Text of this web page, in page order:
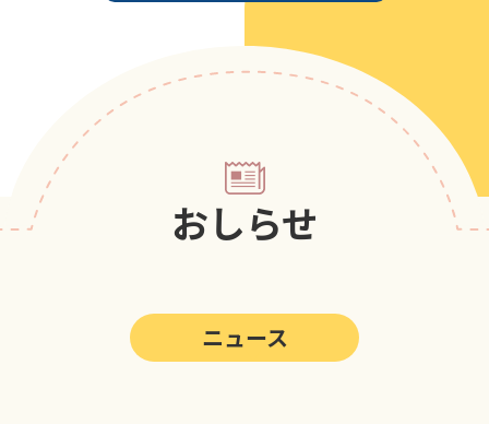
ポップアスリートカップ
第3回
ポップアスリートカップ
ポップアスリートカップ
おしらせ
ニュース